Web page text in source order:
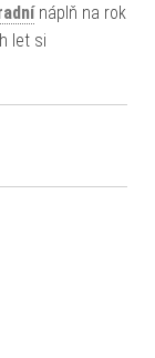
náplň na rok
let si